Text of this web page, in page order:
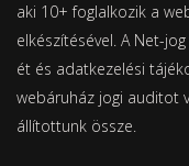
aki 10+ foglalkozik a
elkészítésével. A Net-
ét és adatkezelési
webáruház jogi auditot
állítottunk össze.